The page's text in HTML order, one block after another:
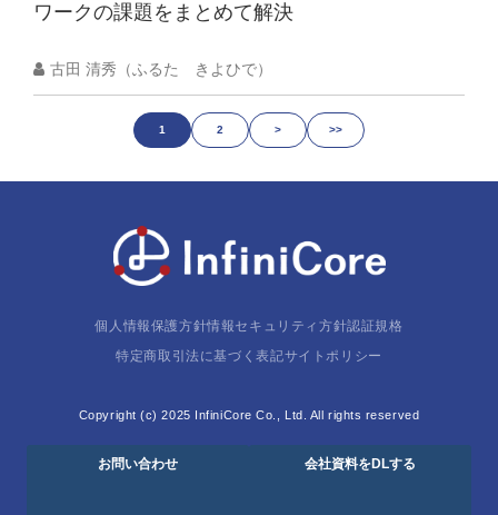
ワークの課題をまとめて解決
古田 清秀（ふるた きよひで）
1 2 > >>
お問い合わせ 会社資料をDLする
個人情報保護方針情報セキュリティ方針認証規格
特定商取引法に基づく表記サイトポリシー
Copyright (c) 2025 InfiniCore Co., Ltd. All rights reserved